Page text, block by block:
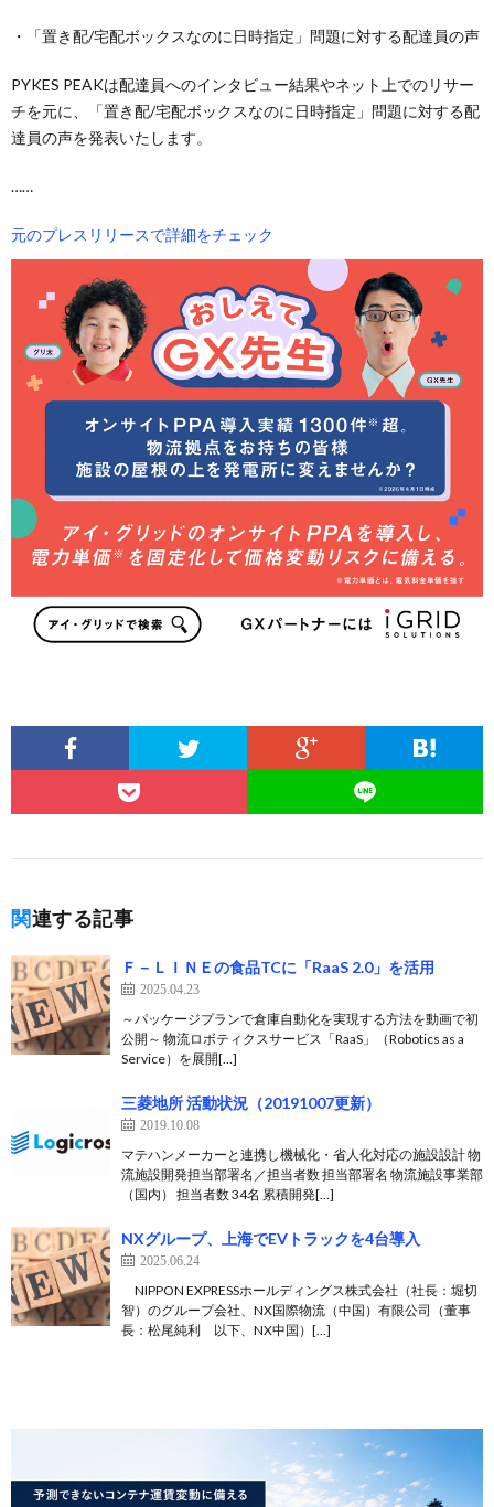
・「置き配/宅配ボックスなのに日時指定」問題に対する配達員の声
PYKES PEAKは配達員へのインタビュー結果やネット上でのリサー
チを元に、「置き配/宅配ボックスなのに日時指定」問題に対する配
達員の声を発表いたします。
……
元のプレスリリースで詳細をチェック
関連する記事
Ｆ－ＬＩＮＥの食品TCに「RaaS 2.0」を活用
2025.04.23
～パッケージプランで倉庫自動化を実現する方法を動画で初
公開～ 物流ロボティクスサービス「RaaS」（Robotics as a
Service）を展開[…]
三菱地所 活動状況（20191007更新）
2019.10.08
マテハンメーカーと連携し機械化・省人化対応の施設設計 物
流施設開発担当部署名／担当者数 担当部署名 物流施設事業部
（国内） 担当者数 34名 累積開発[…]
NXグループ、上海でEVトラックを4台導入
2025.06.24
NIPPON EXPRESSホールディングス株式会社（社長：堀切
智）のグループ会社、NX国際物流（中国）有限公司（董事
長：松尾純利 以下、NX中国）[…]